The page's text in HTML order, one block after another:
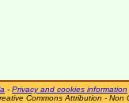
- Privacy and cookies information
Commons Attribution - Non